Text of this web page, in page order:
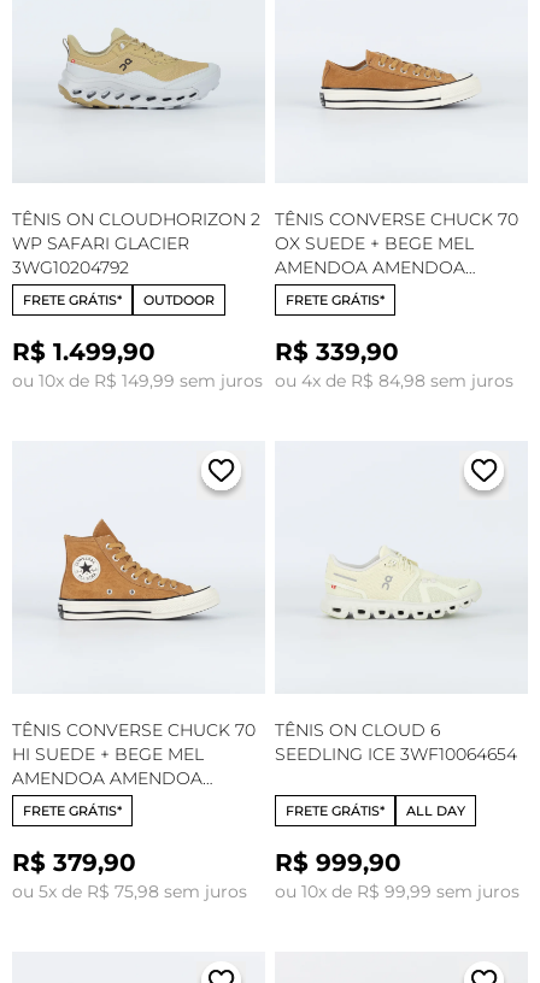
TÊNIS ON CLOUDHORIZON 2
WP SAFARI GLACIER
3WG10204792
FRETE GRÁTIS* OUTDOOR
R$ 1.499,90
ou 10x de R$ 149,99 sem juros
TÊNIS CONVERSE CHUCK 70
OX SUEDE + BEGE MEL
AMENDOA AMENDOA
CT33120002
FRETE GRÁTIS*
R$ 339,90
ou 4x de R$ 84,98 sem juros
TÊNIS CONVERSE CHUCK 70
HI SUEDE + BEGE MEL
AMENDOA AMENDOA
CT33110002
FRETE GRÁTIS*
R$ 379,90
ou 5x de R$ 75,98 sem juros
TÊNIS ON CLOUD 6
SEEDLING ICE 3WF10064654
FRETE GRÁTIS* ALL DAY
R$ 999,90
ou 10x de R$ 99,99 sem juros